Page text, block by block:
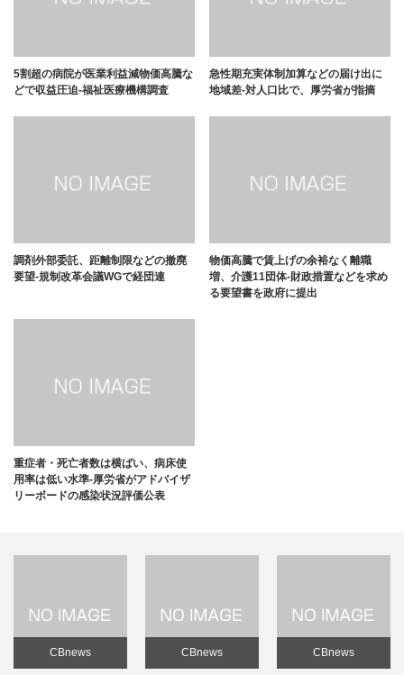
5割超の病院が医業利益減物価高騰な
どで収益圧迫-福祉医療機構調査
急性期充実体制加算などの届け出に
地域差-対人口比で、厚労省が指摘
調剤外部委託、距離制限などの撤廃
要望-規制改革会議WGで経団連
物価高騰で賃上げの余裕なく離職
増、介護11団体-財政措置などを求め
る要望書を政府に提出
重症者・死亡者数は横ばい、病床使
用率は低い水準-厚労省がアドバイザ
リーボードの感染状況評価公表
CBnews CBnews CBnews